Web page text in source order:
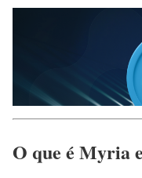
O que é Myria